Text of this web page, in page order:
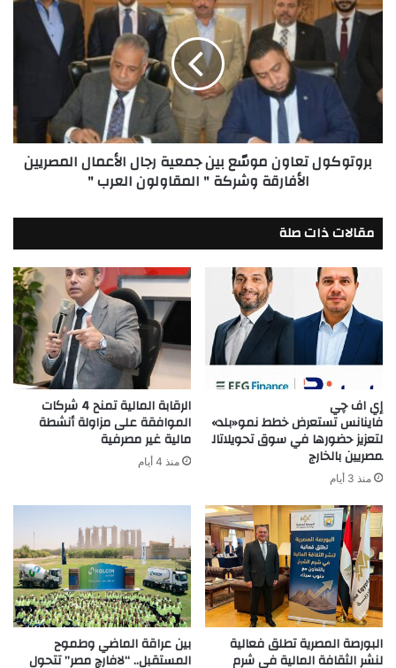
تعاون
رجال
الأعمال
المصريين
الأفارقة
وشركة
العرب
بروتوكول تعاون موسّع بين جمعية رجال الأعمال المصريين
الأفارقة وشركة " المقاولون العرب "
مقالات ذات صلة
إي اف چي
فاينانس تستعرض خطط نمو«بلد»
لتعزيز حضورها في سوق تحويلاتال
مصريين بالخارج
منذ 3 أيام
الرقابة المالية تمنح 4 شركات
الموافقة على مزاولة أنشطة
مالية غير مصرفية
منذ 4 أيام
البورصة المصرية تطلق فعالية
لنشر الثقافة المالية في شرم
بين عراقة الماضي وطموح
المستقبل.. “لافارچ مصر” تتحول